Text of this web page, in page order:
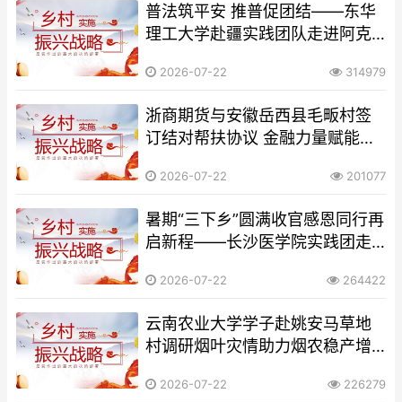
普法筑平安 推普促团结——东华
理工大学赴疆实践团队走进阿克
传2026-07-22 314979
浙商期货与安徽岳西县毛畈村签
订结对帮扶协议 金融力量赋能乡
2026-07-22 201077
暑期“三下乡”圆满收官感恩同行再
启新程——长沙医学院实践团走
致谢活动
2026-07-22 264422
云南农业大学学子赴姚安马草地
村调研烟叶灾情助力烟农稳产增
2026-07-22 226279